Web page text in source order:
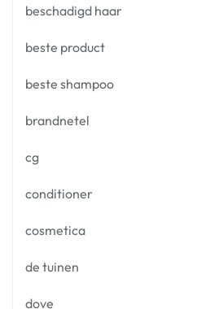
beschadigd haar
beste product
beste shampoo
brandnetel
cg
conditioner
cosmetica
de tuinen
dove